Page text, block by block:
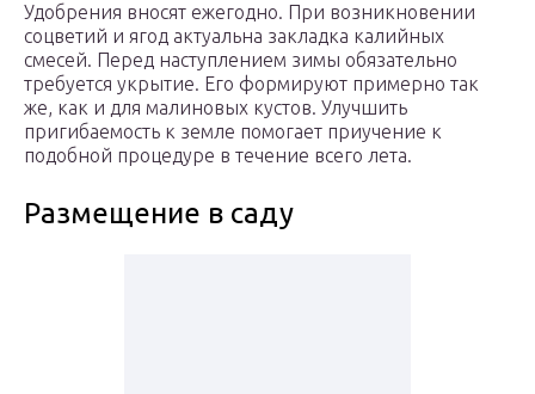
Удобрения вносят ежегодно. При возникновении
соцветий и ягод актуальна закладка калийных
смесей. Перед наступлением зимы обязательно
требуется укрытие. Его формируют примерно так
же, как и для малиновых кустов. Улучшить
пригибаемость к земле помогает приучение к
подобной процедуре в течение всего лета.
Размещение в саду